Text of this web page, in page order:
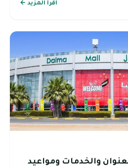
اقرأ المزيد ←
والخدمات ومواعيد